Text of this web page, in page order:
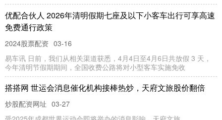
优配合伙人 2026年清明假期七座及以下小客车出行可享高速
免费通行政策
2024股票配资 03-16
易车讯 日前，我们从相关渠道获悉，4月4日至4月6日共放假 3 天，
今年清明节假期期间，全国收费公路将对小型客车实施免收
搭搭网 世运会消息催化机构接棒热炒，天府文旅股价翻倍
炒股配资网址 03-27